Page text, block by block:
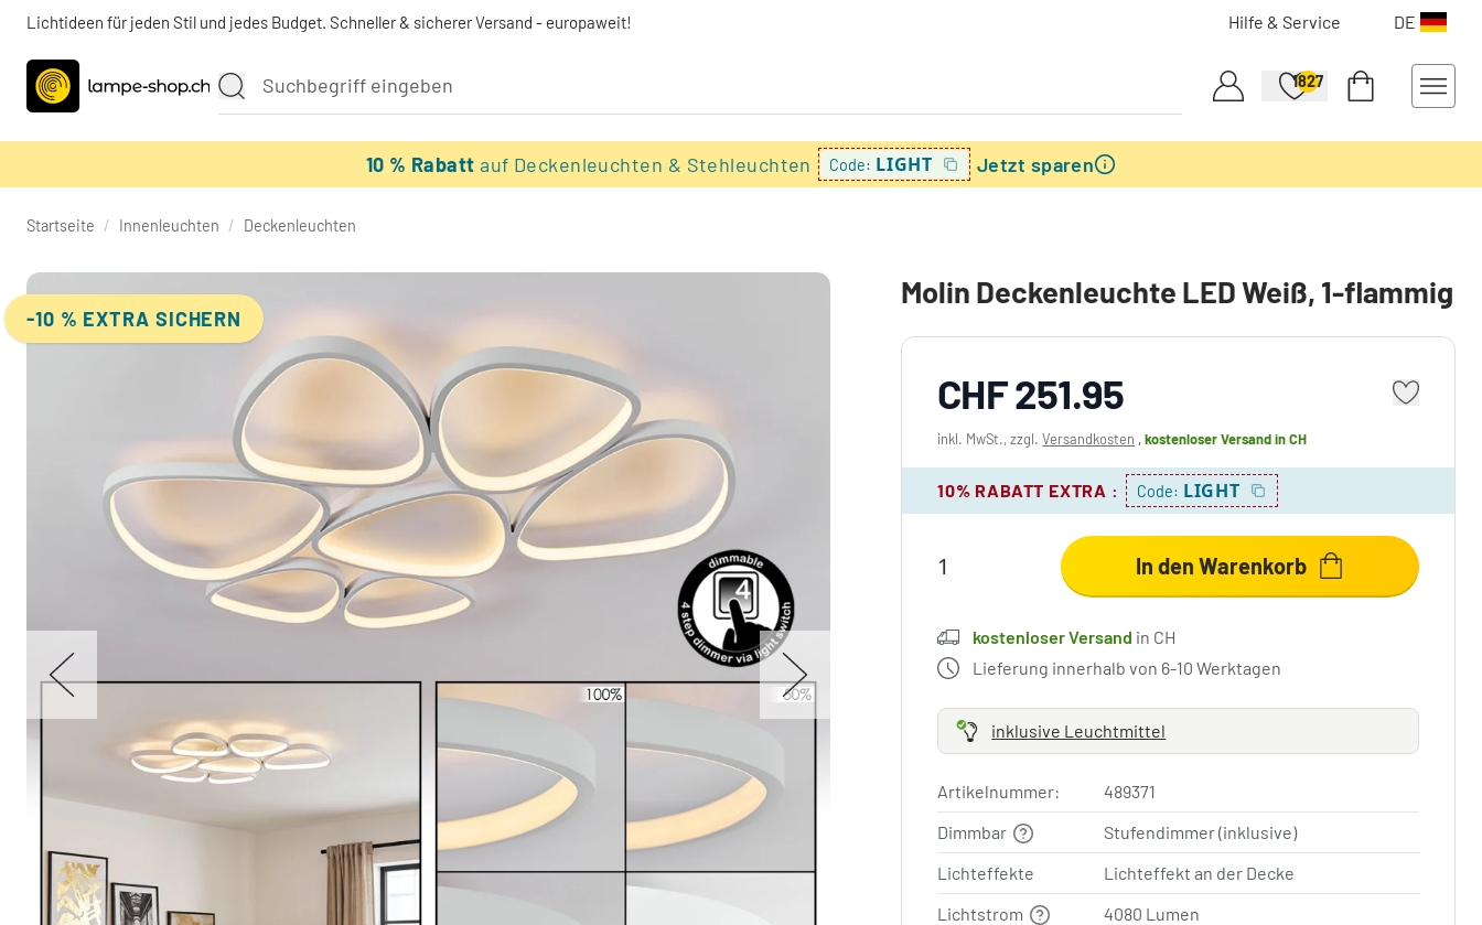
Lichtideen für jeden Stil und jedes Budget. Schneller & sicherer Versand - europaweit! Hilfe & Service DE
1827
10 % Rabattauf Deckenleuchten & Stehleuchten Code: LIGHT Jetzt sparen
Startseite / Innenleuchten / Deckenleuchten
-10 % EXTRA SICHERN
Molin Deckenleuchte LED Weiß, 1-flammig
CHF 251.95
inkl. MwSt., zzgl.Versandkosten ,kostenloser Versandin CH
10% RABATT EXTRA : Code: LIGHT
In den Warenkorb
kostenloser Versand in CH
Lieferung innerhalb von 6-10 Werktagen
inklusive Leuchtmittel
Artikelnummer:
489371
Dimmbar
Stufendimmer (inklusive)
Lichteffekte
Lichteffekt an der Decke
Lichtstrom
4080 Lumen